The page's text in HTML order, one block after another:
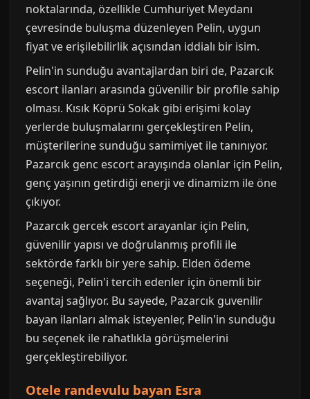
noktalarında, özellikle Cumhuriyet Meydanı
çevresinde buluşma düzenleyen Pelin, uygun
fiyat ve erişilebilirlik açısından iddialı bir isim.
Pelin'in sunduğu avantajlardan biri de, Pazarcık
escort ilanları arasında güvenilir bir profile sahip
olması. Kısık Köprü Sokak gibi erişimi kolay
yerlerde buluşmalarını gerçekleştiren Pelin,
müşterilerine sunduğu samimiyet ile tanınıyor.
Pazarcık genc escort arayışında olanlar için Pelin,
genç yaşının getirdiği enerji ve dinamizm ile öne
çıkıyor.
Pazarcık gercek escort arayanlar için Pelin,
güvenilir yapısı ve doğrulanmış profili ile
sektörde farklı bir yere sahip. Elden ödeme
seçeneği, Pelin'i tercih edenler için önemli bir
avantaj sağlıyor. Bu sayede, Pazarcık guvenilir
bayan ilanları almak isteyenler, Pelin'in sunduğu
bu seçenek ile rahatlıkla görüşmelerini
gerçekleştirebiliyor.
Otele randevulu bayan Esra